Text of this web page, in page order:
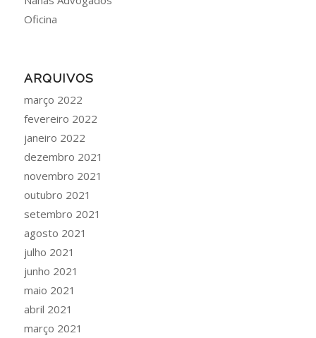
Oficina
ARQUIVOS
março 2022
fevereiro 2022
janeiro 2022
dezembro 2021
novembro 2021
outubro 2021
setembro 2021
agosto 2021
julho 2021
junho 2021
maio 2021
abril 2021
março 2021